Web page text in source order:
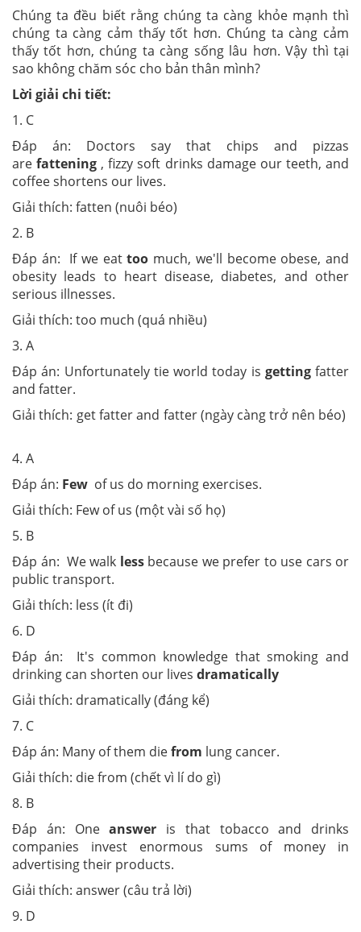
Chúng ta đều biết rằng chúng ta càng khỏe mạnh thì
chúng ta càng cảm thấy tốt hơn. Chúng ta càng cảm
thấy tốt hơn, chúng ta càng sống lâu hơn. Vậy thì tại
sao không chăm sóc cho bản thân mình?
Lời giải chi tiết:
1. C
Đáp án: Doctors say that chips and pizzas
arefattening , fizzy soft drinks damage our teeth, and
coffee shortens our lives.
Giải thích: fatten (nuôi béo)
2. B
Đáp án: If we eattoo much, we'll become obese, and
obesity leads to heart disease, diabetes, and other
serious illnesses.
Giải thích: too much (quá nhiều)
3. A
Đáp án: Unfortunately tie world today is gettingfatter
and fatter.
Giải thích: get fatter and fatter (ngày càng trở nên béo)
4. A
Đáp án: Few of us do morning exercises.
Giải thích: Few of us (một vài số họ)
5. B
Đáp án: We walk lessbecause we prefer to use cars or
public transport.
Giải thích: less (ít đi)
6. D
Đáp án: It's common knowledge that smoking and
drinking can shorten our lives dramatically
Giải thích: dramatically (đáng kể)
7. C
Đáp án: Many of them diefrom lung cancer.
Giải thích: die from (chết vì lí do gì)
8. B
Đáp án: Oneanswer is that tobacco and drinks
companies invest enormous sums of money in
advertising their products.
Giải thích: answer (câu trả lời)
9. D